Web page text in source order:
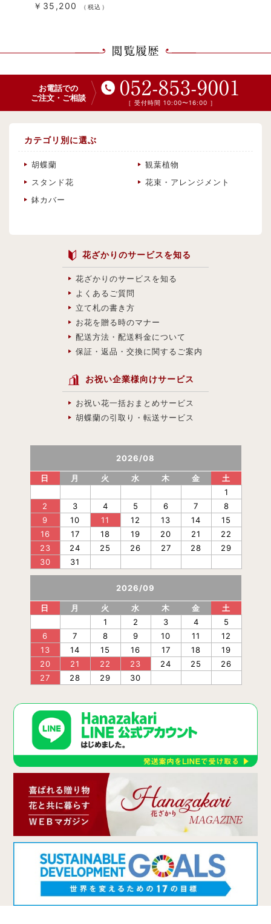
￥35,200 （税込）
閲覧履歴
お電話での
ご注文・ご相談
052-853-9001
［ 受付時間 10:00〜16:00 ］
カテゴリ別に選ぶ
胡蝶蘭
観葉植物
スタンド花
花束・アレンジメント
鉢カバー
花ざかりのサービスを知る
花ざかりのサービスを知る
よくあるご質問
立て札の書き方
お花を贈る時のマナー
配送方法・配送料金について
保証・返品・交換に関するご案内
お祝い企業様向けサービス
お祝い花一括おまとめサービス
胡蝶蘭の引取り・転送サービス
2026/08
日 月 火 水 木 金
土
1
2
3 4 5 6 7
8
9
10 11 12 13 14
15
16
17 18 19 20 21
22
23
24 25 26 27 28
29
30
31
2026/09
日 月 火 水 木 金
土
1
2 3 4
5
6
7 8 9 10 11
12
13
14 15 16 17 18
19
20
21 22 23 24 25
26
27
28 29 30